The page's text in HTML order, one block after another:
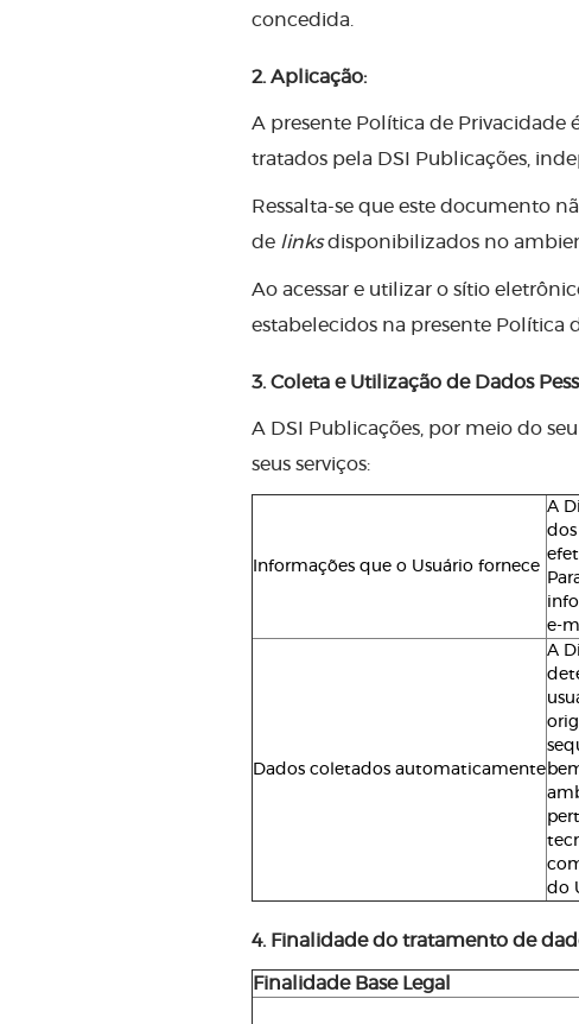
concedida.
2. Aplicação:
A presente Política de Privacidade
tratados pela DSI Publicações,
Ressalta-se que este documento
de linksdisponibilizados no
Ao acessar e utilizar o sítio
estabelecidos na presente Política
3. Coleta e Utilização de Dados
A DSI Publicações, por meio do
seus serviços:
Informações que o Usuário fornece
A
e-
Dados coletados automaticamente
A
do
4. Finalidade do tratamento de
Finalidade Base Legal